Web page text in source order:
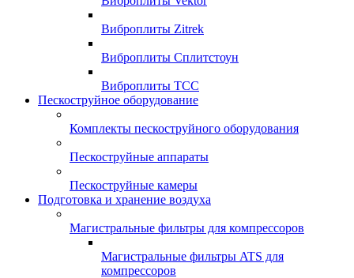
Виброплиты Zitrek
Виброплиты Сплитстоун
Виброплиты ТСС
Пескоструйное оборудование
Комплекты пескоструйного оборудования
Пескоструйные аппараты
Пескоструйные камеры
Подготовка и хранение воздуха
Магистральные фильтры для компрессоров
Магистральные фильтры ATS для
компрессоров